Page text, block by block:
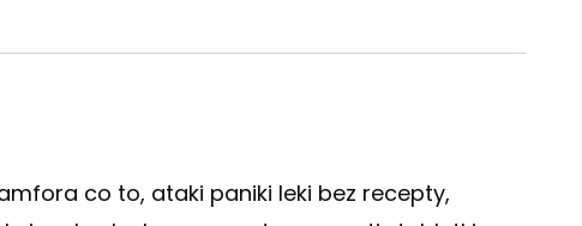
co to, ataki paniki leki bez recepty,